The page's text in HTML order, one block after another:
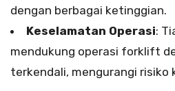
dengan berbagai ketinggian.
Keselamatan Operasi:
mendukung operasi forklift
terkendali, mengurangi risiko